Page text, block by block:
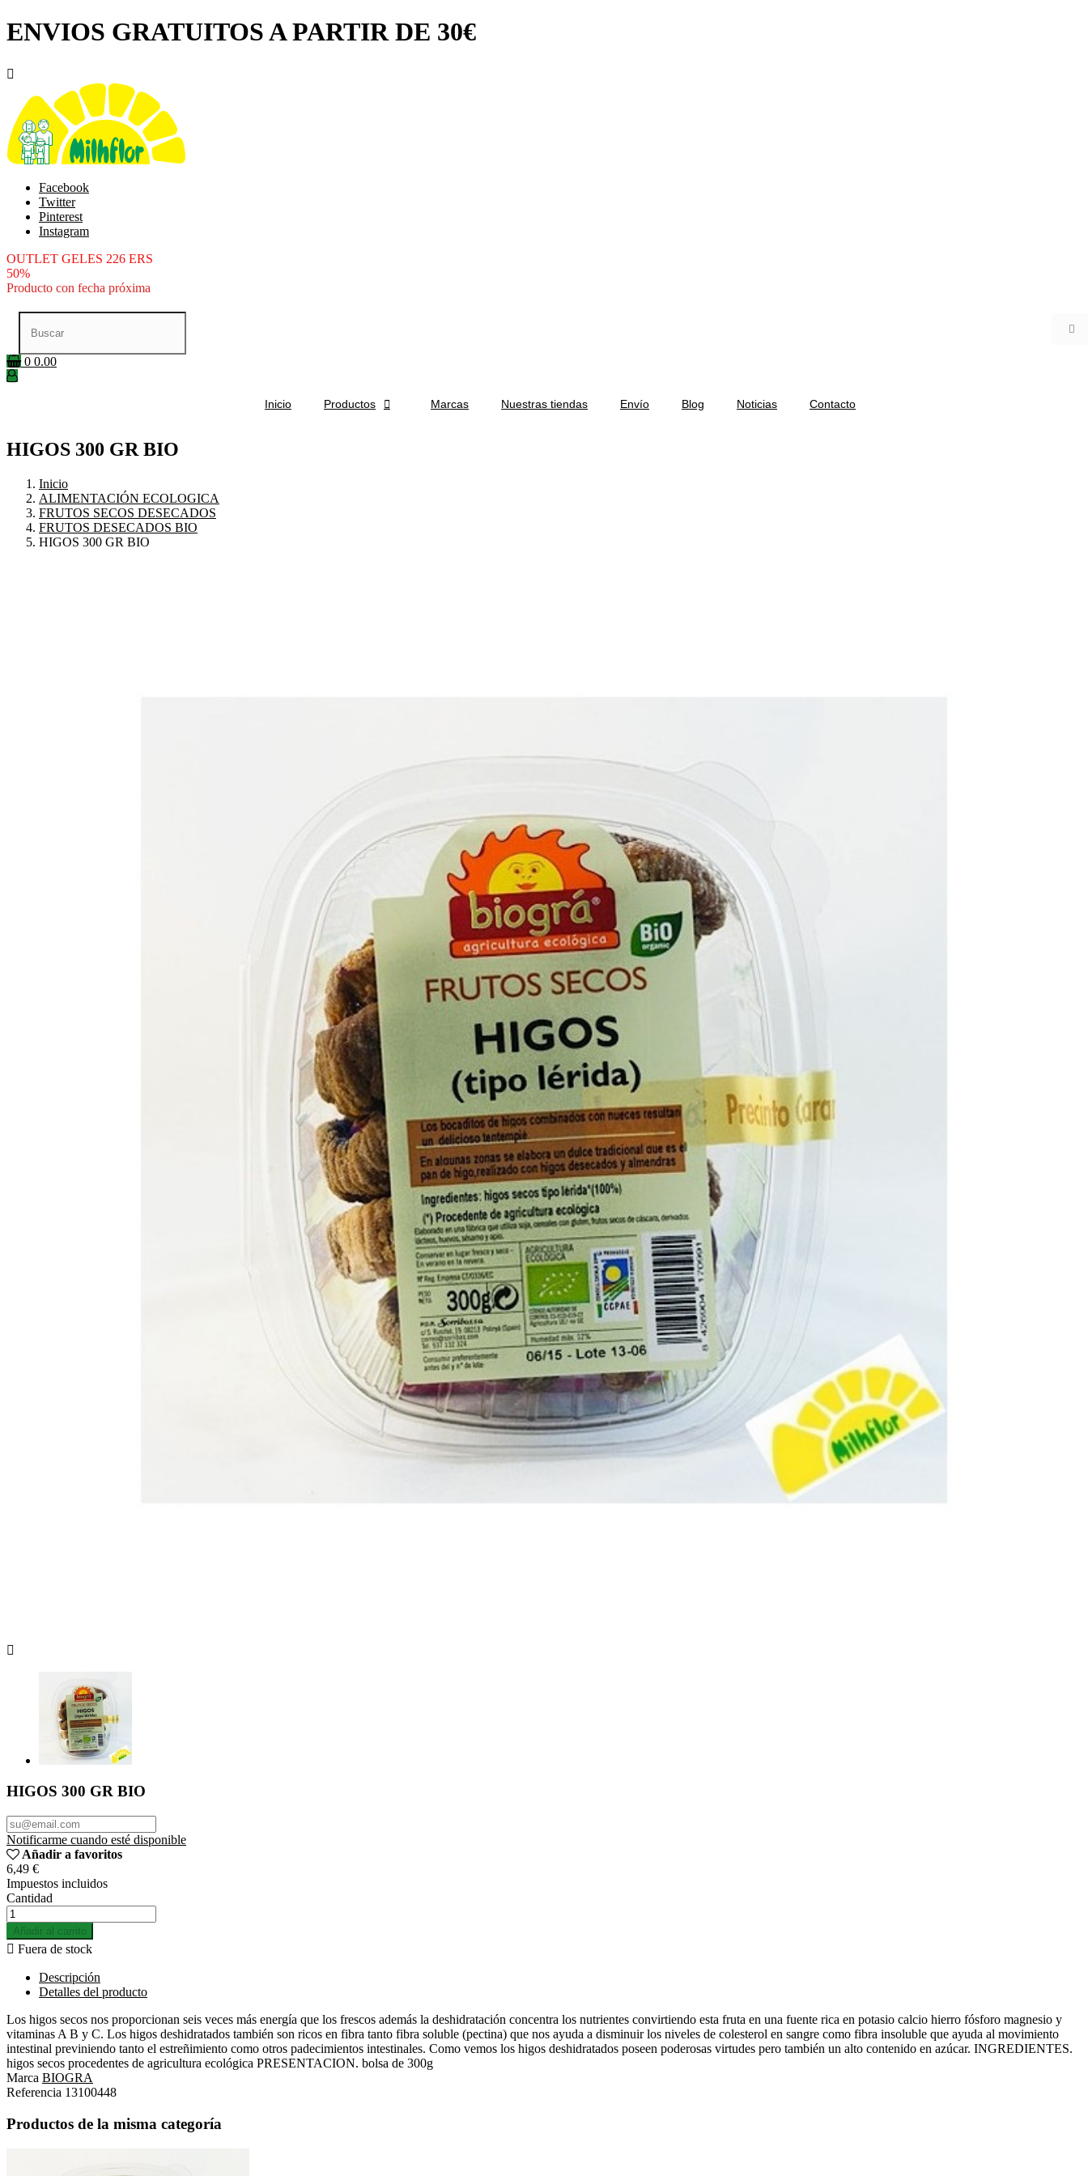
ENVIOS GRATUITOS A PARTIR DE 30€

Facebook
Twitter
Pinterest
Instagram
OUTLET GELES 226 ERS
50%
Producto con fecha próxima

0 0.00
Inicio Productos  Marcas Nuestras tiendas Envío Blog Noticias Contacto
HIGOS 300 GR BIO
Inicio
ALIMENTACIÓN ECOLOGICA
FRUTOS SECOS DESECADOS
FRUTOS DESECADOS BIO
HIGOS 300 GR BIO

HIGOS 300 GR BIO
Notificarme cuando esté disponible
Añadir a favoritos
6,49 €
Impuestos incluidos
Cantidad
Añadir al carrito
 Fuera de stock
Descripción
Detalles del producto
Los higos secos nos proporcionan seis veces más energía que los frescos además la deshidratación concentra los nutrientes convirtiendo esta fruta en una fuente rica en potasio calcio hierro fósforo magnesio y
vitaminas A B y C. Los higos deshidratados también son ricos en fibra tanto fibra soluble (pectina) que nos ayuda a disminuir los niveles de colesterol en sangre como fibra insoluble que ayuda al movimiento
intestinal previniendo tanto el estreñimiento como otros padecimientos intestinales. Como vemos los higos deshidratados poseen poderosas virtudes pero también un alto contenido en azúcar. INGREDIENTES.
higos secos procedentes de agricultura ecológica PRESENTACION. bolsa de 300g
Marca BIOGRA
Referencia 13100448
Productos de la misma categoría